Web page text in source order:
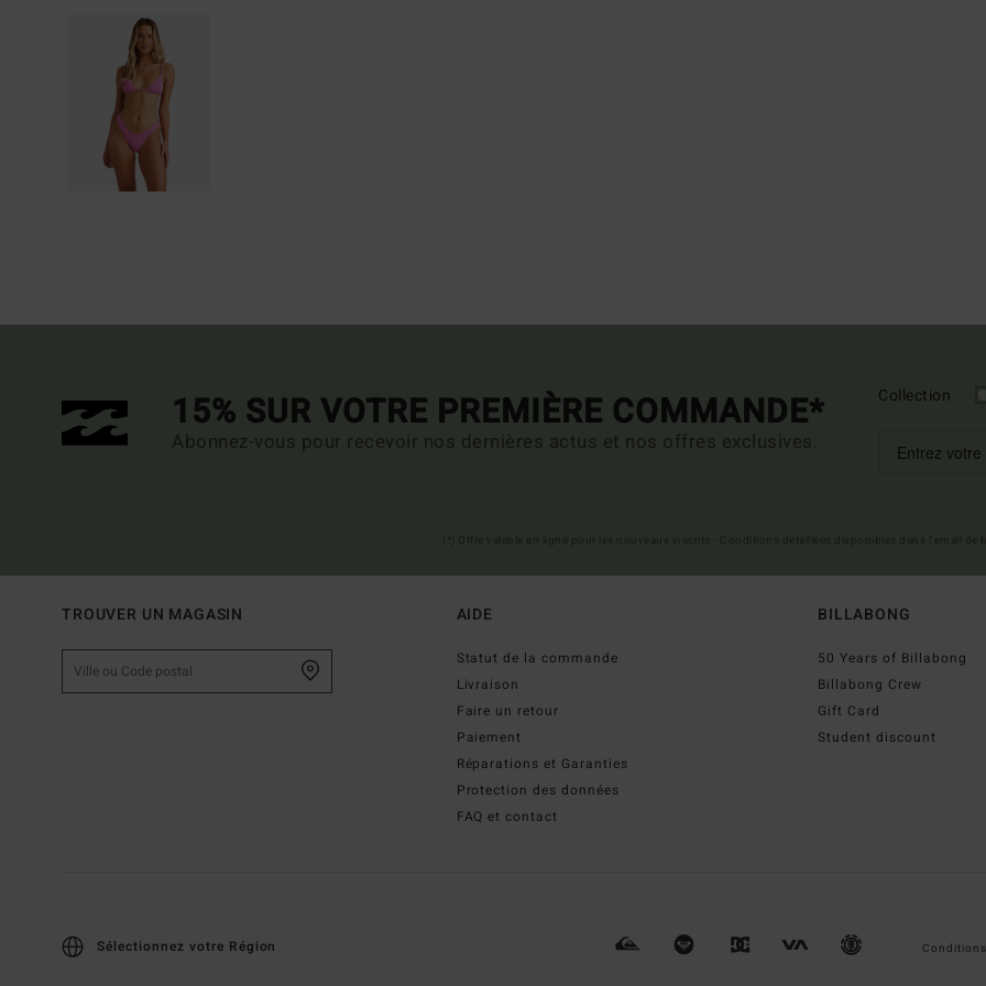
15% SUR VOTRE PREMIÈRE COMMANDE*
Abonnez-vous pour recevoir nos dernières actus et nos offres exclusives.
Collection
TROUVER UN MAGASIN AIDE
Statut de la commande
Livraison
Faire un retour
Paiement
Réparations et Garanties
Protection des données
FAQ et contact
BILLABONG
50 Years of Billabong
Billabong Crew
Gift Card
Student discount
Sélectionnez votre Région